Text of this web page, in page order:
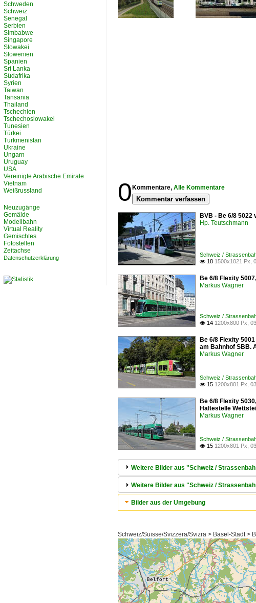
0 Kommentare, Alle Kommentare
Kommentar verfassen
BVB - Be 6/8
Hp. Teutschmann
Schweiz /
 18 1500x1021 Px,
Be 6/8 Flexity
Markus Wagner
Schweiz /
 14 1200x800 Px,
Be 6/8 Flexity
am Bahnhof SBB.
Markus Wagner
Schweiz /
 15 1200x801 Px,
Be 6/8 Flexity
Haltestelle
Markus Wagner
Schweiz /
 15 1200x801 Px,
Weitere Bilder aus "Schweiz /
Weitere Bilder aus "Schweiz /
Bilder aus der Umgebung
Schweiz/Suisse/Svizzera/Svizra > Basel-Stadt >
Schweden
Schweiz
Senegal
Serbien
Simbabwe
Singapore
Slowakei
Slowenien
Spanien
Sri Lanka
Südafrika
Syrien
Taiwan
Tansania
Thailand
Tschechien
Tschechoslowakei
Tunesien
Türkei
Turkmenistan
Ukraine
Ungarn
Uruguay
USA
Vereinigte Arabische Emirate
Vietnam
Weißrussland
Neuzugänge
Gemälde
Modellbahn
Virtual Reality
Gemischtes
Fotostellen
Zeitachse
Datenschutzerklärung